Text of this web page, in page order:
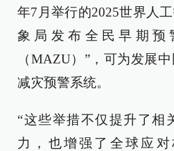
年7月举行的2025世界人
象局发布全民早期预
（MAZU）”，可为发展
减灾预警系统。
“这些举措不仅提升了相
力，也增强了全球应